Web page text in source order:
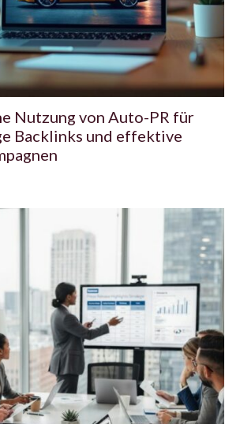
Nutzung von Auto-PR für
Backlinks und effektive